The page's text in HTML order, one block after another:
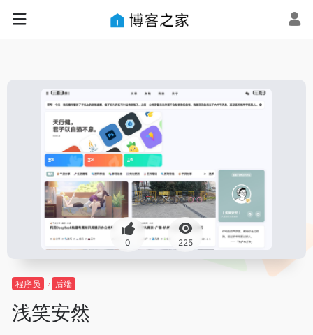
0 225
程序员 后端
浅笑安然